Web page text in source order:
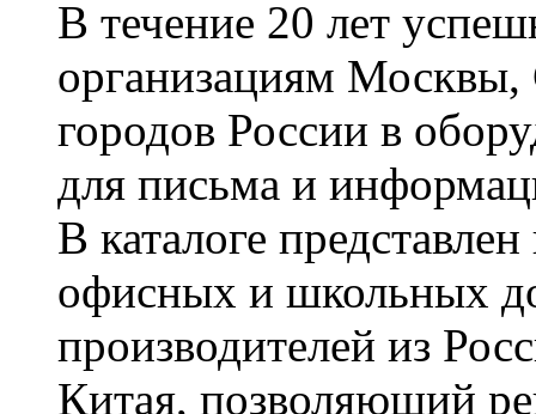
В течение 20 лет
организациям Москвы,
городов России в
для письма и
В каталоге
офисных и школьных
производителей из
Китая, позволяющий